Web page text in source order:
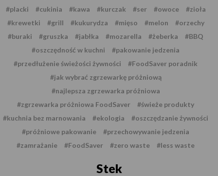
#placki
#cukinia #kawa #kurczak #ser #owoce
#zioła
#krewetki
#grill #kukurydza #mięso #melon
#orzechy
#buraki
#gruszka #jabłka #mozarella #żeberka
#BBQ
#oszczędność w kuchni
#pakowanie jedzenia
#przedłużenie świeżości żywności
#FoodSaver poradnik
#jak wybrać zgrzewarkę próżniową
#najlepsza zgrzewarka próżniowa
#zgrzewarka próżniowa FoodSaver
#świeże produkty
#kuchnia bez marnowania
#ekologia
#oszczędzanie żywności
#próżniowe pakowanie
#przechowywanie jedzenia
#zamrażanie
#FoodSaver #zero waste #less waste
Stek